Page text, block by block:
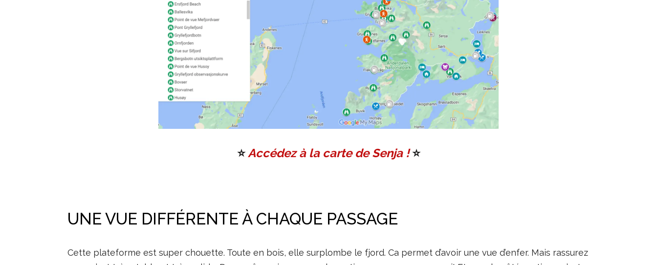
⭐️Accédez à la carte de Senja !⭐️
UNE VUE DIFFÉRENTE À CHAQUE PASSAGE
Cette plateforme est super chouette. Toute en bois, elle surplombe le fjord. Ca permet d’avoir une vue d’enfer. Mais rassurez